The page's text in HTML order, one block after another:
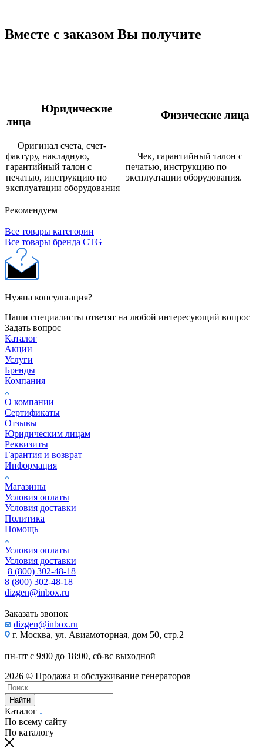
Вместе с заказом Вы получите
Юридические
лица
Физические лица
Оригинал счета, счет-
фактуру, накладную,
гарантийный талон с
печатью, инструкцию по
эксплуатации оборудования
Чек, гарантийный талон с
печатью, инструкцию по
эксплуатации оборудования.
Рекомендуем
Все товары категории
Все товары бренда CTG
Нужна консультация?
Наши специалисты ответят на любой интересующий вопрос
Задать вопрос
Каталог
Акции
Услуги
Бренды
Компания
О компании
Сертификаты
Отзывы
Юридическим лицам
Реквизиты
Гарантия и возврат
Информация
Магазины
Условия оплаты
Условия доставки
Политика
Помощь
Условия оплаты
Условия доставки
8 (800) 302-48-18
8 (800) 302-48-18
dizgen@inbox.ru
Заказать звонок
dizgen@inbox.ru
г. Москва, ул. Авиамоторная, дом 50, стр.2
пн-пт с 9:00 до 18:00, сб-вс выходной
2026 © Продажа и обслуживание генераторов
Найти
Каталог
По всему сайту
По каталогу